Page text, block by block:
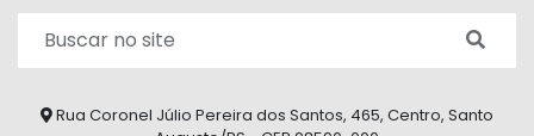
Rua Coronel Júlio Pereira dos Santos, 465, Centro, Santo